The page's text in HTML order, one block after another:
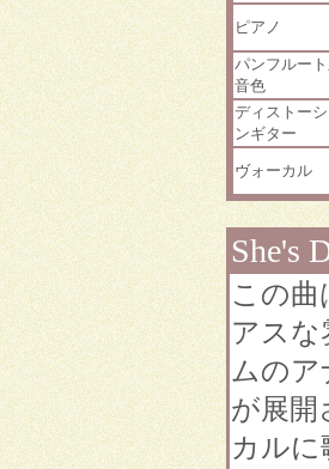
ピアノ
パンフルー
音色
ディストーシ
ンギター
ヴォーカル
She's
この
アスな
ムのア
が展開
カル